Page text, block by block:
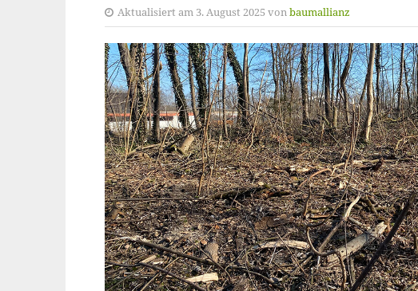
Aktualisiert am 3. August 2025 vonbaumallianz